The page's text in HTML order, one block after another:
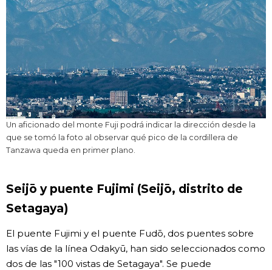
Un aficionado del monte Fuji podrá indicar la dirección desde la
que se tomó la foto al observar qué pico de la cordillera de
Tanzawa queda en primer plano.
Seijō y puente Fujimi (Seijō, distrito de
Setagaya)
El puente Fujimi y el puente Fudō, dos puentes sobre
las vías de la línea Odakyū, han sido seleccionados como
dos de las "100 vistas de Setagaya". Se puede